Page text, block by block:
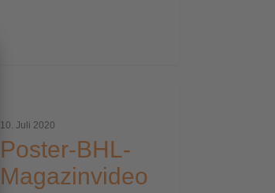
10. Juli 2020
Poster-BHL-
Magazinvideo